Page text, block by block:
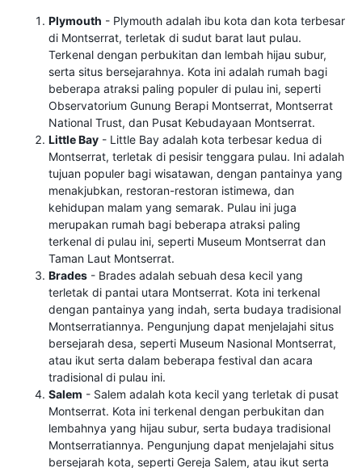
Plymouth - Plymouth adalah ibu kota dan kota terbesar
di Montserrat, terletak di sudut barat laut pulau.
Terkenal dengan perbukitan dan lembah hijau subur,
serta situs bersejarahnya. Kota ini adalah rumah bagi
beberapa atraksi paling populer di pulau ini, seperti
Observatorium Gunung Berapi Montserrat, Montserrat
National Trust, dan Pusat Kebudayaan Montserrat.
Little Bay - Little Bay adalah kota terbesar kedua di
Montserrat, terletak di pesisir tenggara pulau. Ini adalah
tujuan populer bagi wisatawan, dengan pantainya yang
menakjubkan, restoran-restoran istimewa, dan
kehidupan malam yang semarak. Pulau ini juga
merupakan rumah bagi beberapa atraksi paling
terkenal di pulau ini, seperti Museum Montserrat dan
Taman Laut Montserrat.
Brades - Brades adalah sebuah desa kecil yang
terletak di pantai utara Montserrat. Kota ini terkenal
dengan pantainya yang indah, serta budaya tradisional
Montserratiannya. Pengunjung dapat menjelajahi situs
bersejarah desa, seperti Museum Nasional Montserrat,
atau ikut serta dalam beberapa festival dan acara
tradisional di pulau ini.
Salem - Salem adalah kota kecil yang terletak di pusat
Montserrat. Kota ini terkenal dengan perbukitan dan
lembahnya yang hijau subur, serta budaya tradisional
Montserratiannya. Pengunjung dapat menjelajahi situs
bersejarah kota, seperti Gereja Salem, atau ikut serta